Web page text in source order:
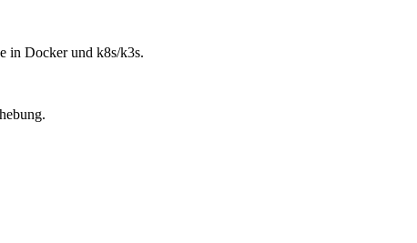
in Docker und k8s/k3s.